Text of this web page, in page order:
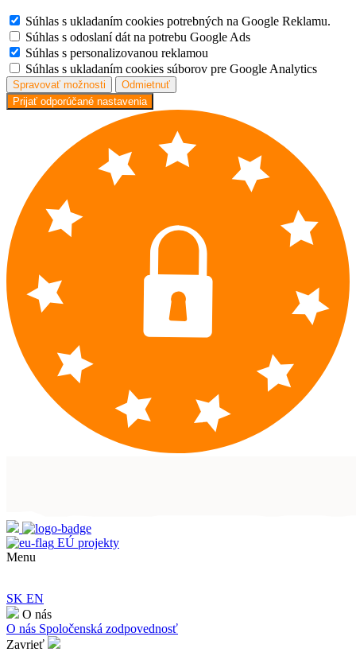
Súhlas s ukladaním cookies potrebných na Google Reklamu.
Súhlas s odoslaní dát na potrebu Google Ads
Súhlas s personalizovanou reklamou
Súhlas s ukladaním cookies súborov pre Google Analytics
Spravovať možnosti
Odmietnuť
Prijať odporúčané nastavenia
EÚ projekty
Menu
SK EN
O nás
O nás Spoločenská zodpovednosť
Zavrieť